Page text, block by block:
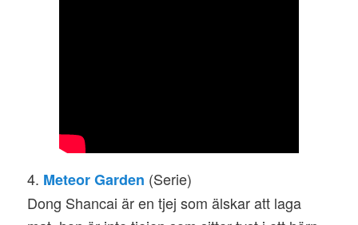
4. Meteor Garden (Serie)
Dong Shancai är en tjej som älskar att laga